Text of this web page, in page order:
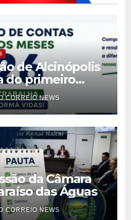
de Alcinópolis
do primeiro
2026
CORREIO NEWS
da Câmara
das Águas
CORREIO NEWS